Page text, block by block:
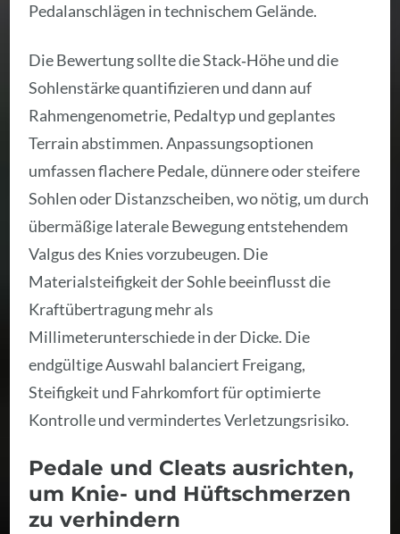
Pedalanschlägen in technischem Gelände.
Die Bewertung sollte die Stack‑Höhe und die
Sohlenstärke quantifizieren und dann auf
Rahmengenometrie, Pedaltyp und geplantes
Terrain abstimmen. Anpassungsoptionen
umfassen flachere Pedale, dünnere oder steifere
Sohlen oder Distanzscheiben, wo nötig, um durch
übermäßige laterale Bewegung entstehendem
Valgus des Knies vorzubeugen. Die
Materialsteifigkeit der Sohle beeinflusst die
Kraftübertragung mehr als
Millimeterunterschiede in der Dicke. Die
endgültige Auswahl balanciert Freigang,
Steifigkeit und Fahrkomfort für optimierte
Kontrolle und vermindertes Verletzungsrisiko.
Pedale und Cleats ausrichten,
um Knie- und Hüftschmerzen
zu verhindern